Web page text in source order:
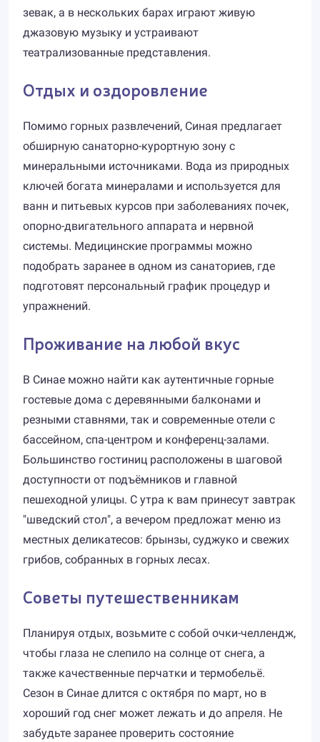
зевак, а в нескольких барах играют живую
джазовую музыку и устраивают
театрализованные представления.
Отдых и оздоровление
Помимо горных развлечений, Синая предлагает
обширную санаторно-курортную зону с
минеральными источниками. Вода из природных
ключей богата минералами и используется для
ванн и питьевых курсов при заболеваниях почек,
опорно-двигательного аппарата и нервной
системы. Медицинские программы можно
подобрать заранее в одном из санаториев, где
подготовят персональный график процедур и
упражнений.
Проживание на любой вкус
В Синае можно найти как аутентичные горные
гостевые дома с деревянными балконами и
резными ставнями, так и современные отели с
бассейном, спа-центром и конференц-залами.
Большинство гостиниц расположены в шаговой
доступности от подъёмников и главной
пешеходной улицы. С утра к вам принесут завтрак
"шведский стол", а вечером предложат меню из
местных деликатесов: брынзы, суджуко и свежих
грибов, собранных в горных лесах.
Советы путешественникам
Планируя отдых, возьмите с собой очки-челлендж,
чтобы глаза не слепило на солнце от снега, а
также качественные перчатки и термобельё.
Сезон в Синае длится с октября по март, но в
хороший год снег может лежать и до апреля. Не
забудьте заранее проверить состояние